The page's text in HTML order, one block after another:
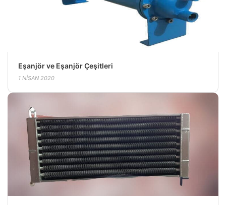
Eşanjör ve Eşanjör Çeşitleri
1 NISAN 2020